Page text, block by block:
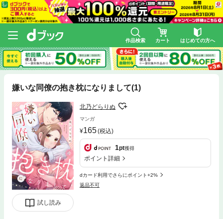
作品検索 カート はじめての方へ
嫌いな同僚の抱き枕になりまして(1)
試し読み
北乃どらりぬ
マンガ
165(税込)
1pt獲得
ポイント詳細
dカード利用でさらにポイント+2%
返品不可